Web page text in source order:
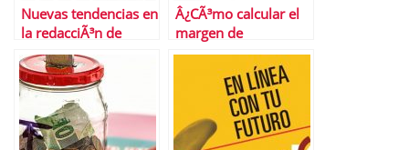
Nuevas tendencias en
la redacciÃ³n de
curriculums que
debes conocer
Â¿CÃ³mo calcular el
margen de
contribuciÃ³n?